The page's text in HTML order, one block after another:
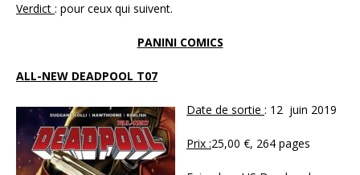
Verdict : pour ceux qui suivent.
PANINI COMICS
ALL-NEW DEADPOOL T07
Date de sortie : 12 juin 2019
Prix :25,00 €, 264 pages